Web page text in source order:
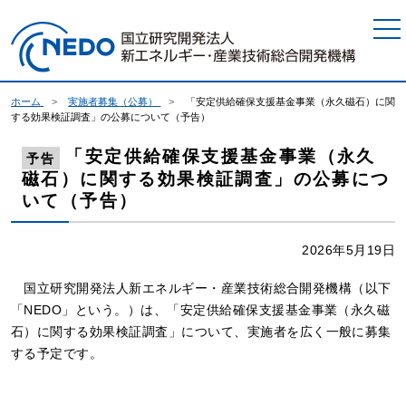
ホーム 実施者募集（公募）
「安定供給確保支援基金事業（永久磁石）に関
する効果検証調査」の公募について（予告）
予告
「安定供給確保支援基金事業（永久
磁石）に関する効果検証調査」の公募につ
いて（予告）
2026年5月19日
国立研究開発法人新エネルギー・産業技術総合開発機構（以下
「NEDO」という。）は、「安定供給確保支援基金事業（永久磁
石）に関する効果検証調査」について、実施者を広く一般に募集
する予定です。